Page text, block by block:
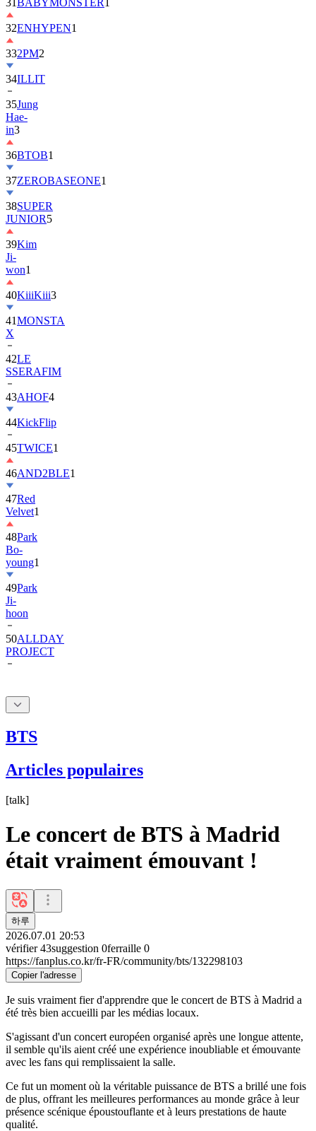
32 ENHYPEN1
332PM2
34ILLIT
35Jung
Hae-
in3
36BTOB
37ZEROBASEONE
38SUPER
JUNIOR
39Kim
Ji-
won1
40KiiiKiii
41MONSTA
X
42
SSERAFIM
43AHOF4
44KickFlip
45TWICE1
46AND2BLE
47Red
Velvet
48Park
Bo-
young1
49Park
Ji-
hoon
50ALLDAY
PROJECT
BTS
Articles populaires
[talk]
Le concert de BTS à Madrid
était vraiment émouvant !
하루
2026.07.01 20:53
vérifier 43suggestion 0ferraille 0
https://fanplus.co.kr/fr-FR/community/bts/132298103
Copier l'adresse
Je suis vraiment fier d'apprendre que le concert de BTS à Madrid a
été très bien accueilli par les médias locaux.
S'agissant d'un concert européen organisé après une longue attente,
il semble qu'ils aient créé une expérience inoubliable et émouvante
avec les fans qui remplissaient la salle.
Ce fut un moment où la véritable puissance de BTS a brillé une fois
de plus, offrant les meilleures performances au monde grâce à leur
présence scénique époustouflante et à leurs prestations de haute
qualité.